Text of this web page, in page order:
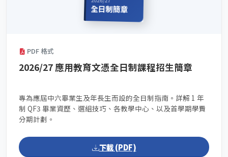
全日制簡章
PDF 格式
2026/27 應用教育文憑全日制課程招生簡章
專為應屆中六畢業生及年長生而設的全日制指南。詳解 1 年
制 QF3 畢業資歷、選組技巧、各教學中心、以及首學期學費
分期計劃。
下載 (PDF)